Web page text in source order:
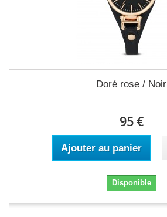
Doré rose / Noir
95 €
Ajouter au panier
Disponible